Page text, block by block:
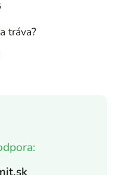
tráva?